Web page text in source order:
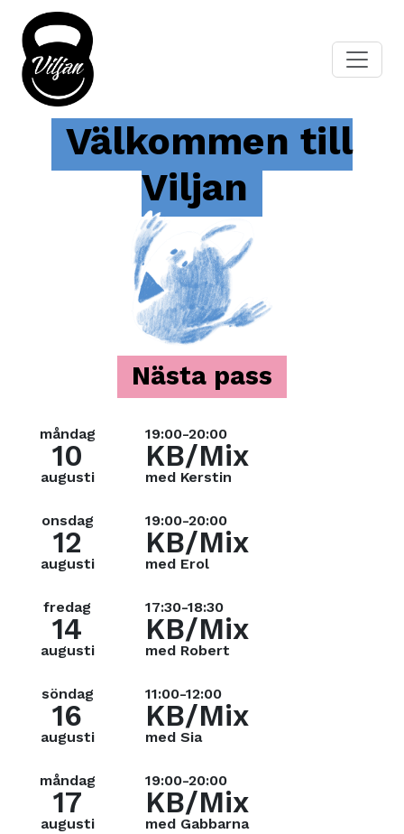
Välkommen till
Viljan
Nästa pass
måndag
10
augusti
19:00-20:00
KB/Mix
med Kerstin
onsdag
12
augusti
19:00-20:00
KB/Mix
med Erol
fredag
14
augusti
17:30-18:30
KB/Mix
med Robert
söndag
16
augusti
11:00-12:00
KB/Mix
med Sia
måndag
17
augusti
19:00-20:00
KB/Mix
med Gabbarna